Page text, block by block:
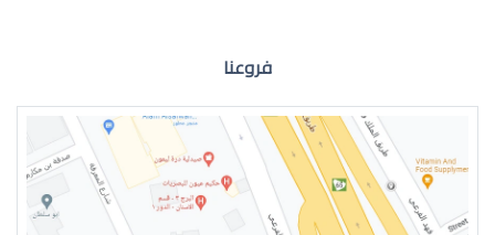
الماء الازرق للعين
فروعنا